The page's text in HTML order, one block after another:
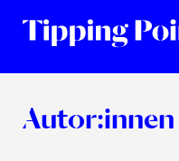
Autor:innen